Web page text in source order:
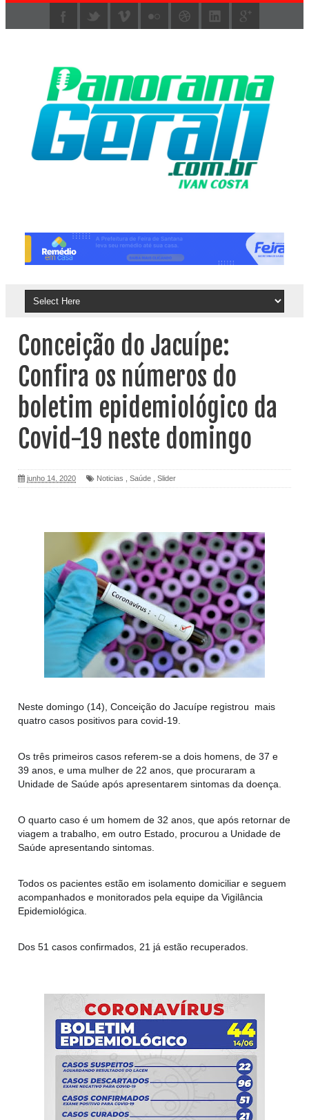
Conceição do Jacuípe:
Confira os números do
boletim epidemiológico da
Covid-19 neste domingo
junho 14, 2020 Noticias Saúde Slider
Neste domingo (14), Conceição do Jacuípe registrou mais
quatro casos positivos para covid-19.
Os três primeiros casos referem-se a dois homens, de 37 e
39 anos, e uma mulher de 22 anos, que procuraram a
Unidade de Saúde após apresentarem sintomas da doença.
O quarto caso é um homem de 32 anos, que após retornar de
viagem a trabalho, em outro Estado, procurou a Unidade de
Saúde apresentando sintomas.
Todos os pacientes estão em isolamento domiciliar e seguem
acompanhados e monitorados pela equipe da Vigilância
Epidemiológica.
Dos 51 casos confirmados, 21 já estão recuperados.